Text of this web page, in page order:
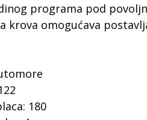
programa pod
krova omogućava
180